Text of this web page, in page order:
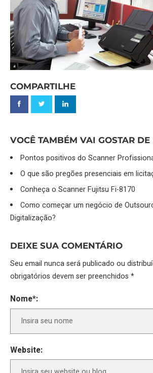
COMPARTILHE
VOCÊ TAMBÉM VAI GOSTAR DE
Pontos positivos do Scanner
O que são pregões presenciais em
Conheça o Scanner Fujitsu Fi-8170
Como começar um negócio de
Digitalização?
DEIXE SUA COMENTÁRIO
Seu email nunca será publicado ou
obrigatórios devem ser preenchidos *
Nome*:
Website: